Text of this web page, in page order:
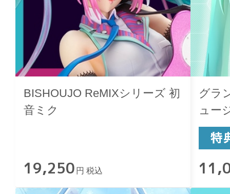
BISHOUJO ReMIXシリーズ 初
音ミク
19,250 円 税込
グラ
ュー